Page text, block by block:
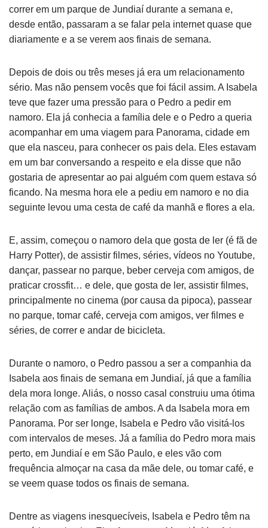
correr em um parque de Jundiaí durante a semana e,
desde então, passaram a se falar pela internet quase que
diariamente e a se verem aos finais de semana.
Depois de dois ou três meses já era um relacionamento
sério. Mas não pensem vocês que foi fácil assim. A Isabela
teve que fazer uma pressão para o Pedro a pedir em
namoro. Ela já conhecia a família dele e o Pedro a queria
acompanhar em uma viagem para Panorama, cidade em
que ela nasceu, para conhecer os pais dela. Eles estavam
em um bar conversando a respeito e ela disse que não
gostaria de apresentar ao pai alguém com quem estava só
ficando. Na mesma hora ele a pediu em namoro e no dia
seguinte levou uma cesta de café da manhã e flores a ela.
E, assim, começou o namoro dela que gosta de ler (é fã de
Harry Potter), de assistir filmes, séries, vídeos no Youtube,
dançar, passear no parque, beber cerveja com amigos, de
praticar crossfit… e dele, que gosta de ler, assistir filmes,
principalmente no cinema (por causa da pipoca), passear
no parque, tomar café, cerveja com amigos, ver filmes e
séries, de correr e andar de bicicleta.
Durante o namoro, o Pedro passou a ser a companhia da
Isabela aos finais de semana em Jundiaí, já que a família
dela mora longe. Aliás, o nosso casal construiu uma ótima
relação com as famílias de ambos. A da Isabela mora em
Panorama. Por ser longe, Isabela e Pedro vão visitá-los
com intervalos de meses. Já a família do Pedro mora mais
perto, em Jundiaí e em São Paulo, e eles vão com
frequência almoçar na casa da mãe dele, ou tomar café, e
se veem quase todos os finais de semana.
Dentre as viagens inesquecíveis, Isabela e Pedro têm na